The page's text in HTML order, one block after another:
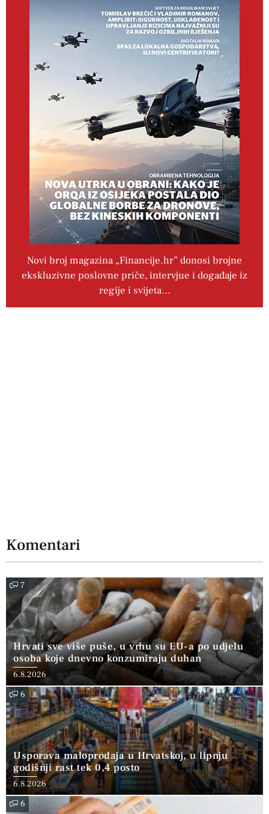
Novi broj magazina „Financije.hr” donosi brojne
ekskluzivne poslovne priče, intervjue i događaje iz
regije i svijeta…
Komentari
7
Hrvati sve više puše, u vrhu su EU-a po udjelu
osoba koje dnevno konzumiraju duhan
6.8.2026
6
Usporava maloprodaja u Hrvatskoj, u lipnju
godišnji rast tek 0,4 posto
6.8.2026
6